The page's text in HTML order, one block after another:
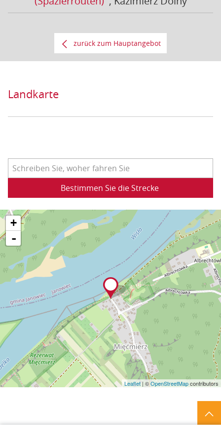
zurück zum Hauptangebot
Landkarte
+
-
Leaflet | ©OpenStreetMapcontributors